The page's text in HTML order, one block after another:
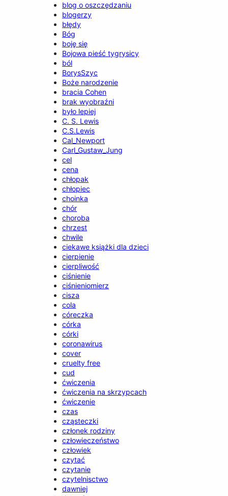
blog o oszczędzaniu
blogerzy
błędy
Bóg
boję się
Bojowa pieść tygrysicy
ból
BorysSzyc
Boże narodzenie
bracia Cohen
brak wyobraźni
było lepiej
C. S. Lewis
C.S.Lewis
Cal_Newport
Carl_Gustaw_Jung
cel
cena
chłopak
chłopiec
choinka
chór
choroba
chrzest
chwile
ciekawe książki dla dzieci
cierpienie
cierpliwość
ciśnienie
ciśnieniomierz
cisza
cola
córeczka
córka
córki
coronawirus
cover
cruelty free
cud
ćwiczenia
ćwiczenia na skrzypcach
ćwiczenie
czas
cząsteczki
członek rodziny
człowieczeństwo
człowiek
czytać
czytanie
czytelnisctwo
dawniej